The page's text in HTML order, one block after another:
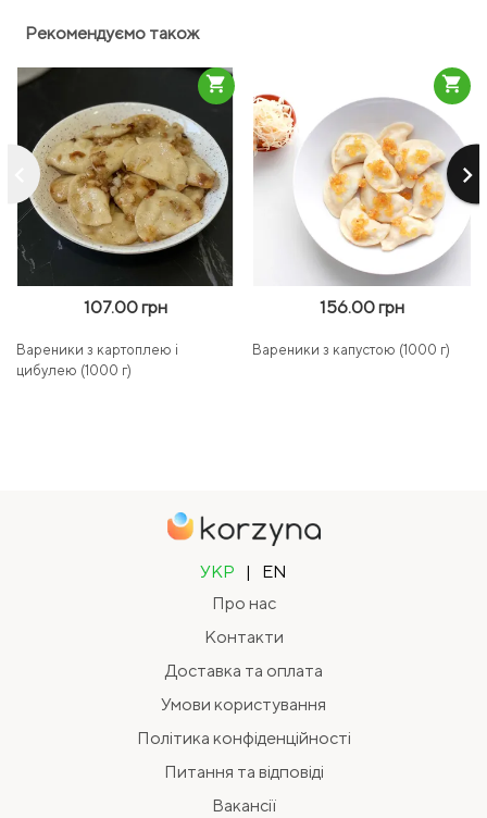
Рекомендуємо також
keyboard_arrow_right
107.00 грн
Вареники з картоплею і
цибулею (1000 г)
shopping_cart
156.00 грн
Вареники з капустою (1000 г)
shopping_cart
УКР |
EN
Про нас
Контакти
Доставка та оплата
Умови користування
Політика конфіденційності
Питання та відповіді
Вакансії